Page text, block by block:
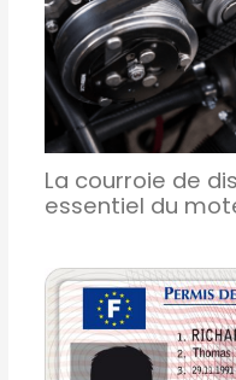
La courroie de
essentiel du